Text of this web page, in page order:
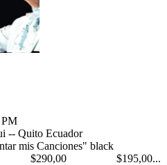
PM
-- Quito Ecuador
mis Canciones" black
$195,00...